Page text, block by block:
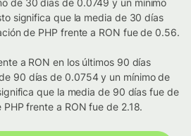
de 30 días de 0.0749 y un mínimo
significa que la media de 30 días
de PHP frente a RON fue de 0.56.
a RON en los últimos 90 días
90 días de 0.0754 y un mínimo de
que la media de 90 días fue de
frente a RON fue de 2.18.